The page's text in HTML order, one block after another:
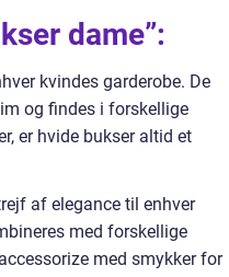
dame”:
kvindes garderobe. De
og findes i forskellige
er hvide bukser altid et
af elegance til enhver
med forskellige
med smykker for